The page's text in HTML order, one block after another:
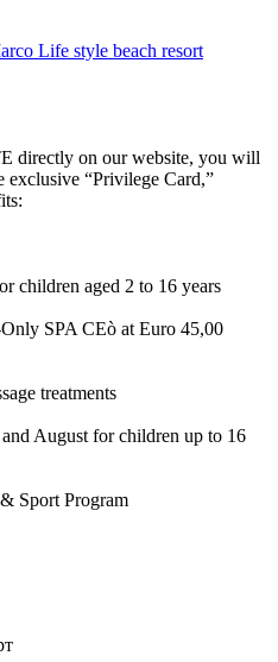
Life style beach resort
directly on our website, you will
exclusive “Privilege Card,”
children aged 2 to 16 years
SPA CEò at Euro 45,00
treatments
August for children up to 16
Sport Program